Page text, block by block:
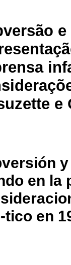
e
en la
tico en